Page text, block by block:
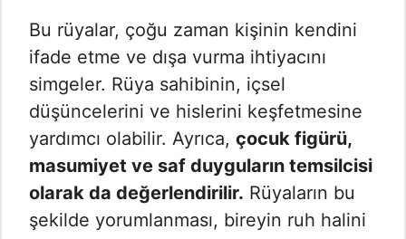
Bu rüyalar, çoğu zaman kişinin kendini
ifade etme ve dışa vurma ihtiyacını
simgeler. Rüya sahibinin, içsel
düşüncelerini ve hislerini keşfetmesine
yardımcı olabilir. Ayrıca, çocuk figürü,
masumiyet ve saf duyguların temsilcisi
olarak da değerlendirilir. Rüyaların bu
şekilde yorumlanması, bireyin ruh halini